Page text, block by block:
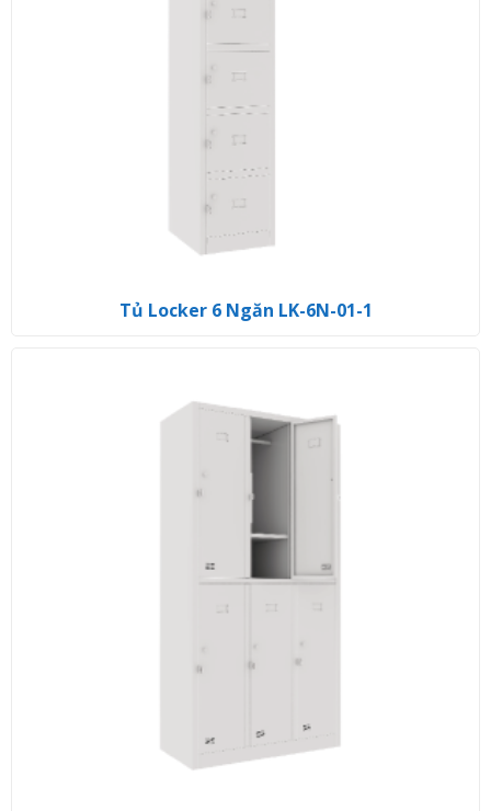
Tủ Locker 6 Ngăn LK-6N-01-1